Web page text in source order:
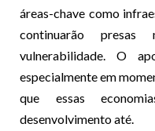
áreas-chave como
continuarão
vulnerabilidade. O
especialmente em
que essas
desenvolvimento até.